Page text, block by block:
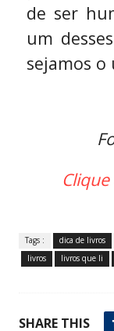
de ser
um
sejamos o
Tags : dica de livros
livros
livros que li
SHARE THIS